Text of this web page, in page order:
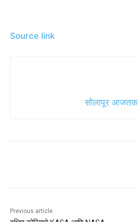
Source link
सोलापूर आजतक
Previous article